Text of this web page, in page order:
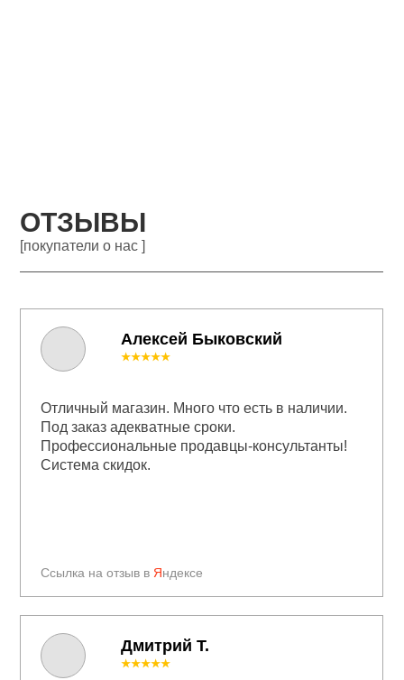
ОТЗЫВЫ
[покупатели о нас ]
Алексей Быковский
Ссылка на отзыв в Яндексе
★★★★★
Отличный магазин. Много что есть в наличии.
Под заказ адекватные сроки.
Профессиональные продавцы-консультанты!
Система скидок.
★★★★★
Дмитрий Т.